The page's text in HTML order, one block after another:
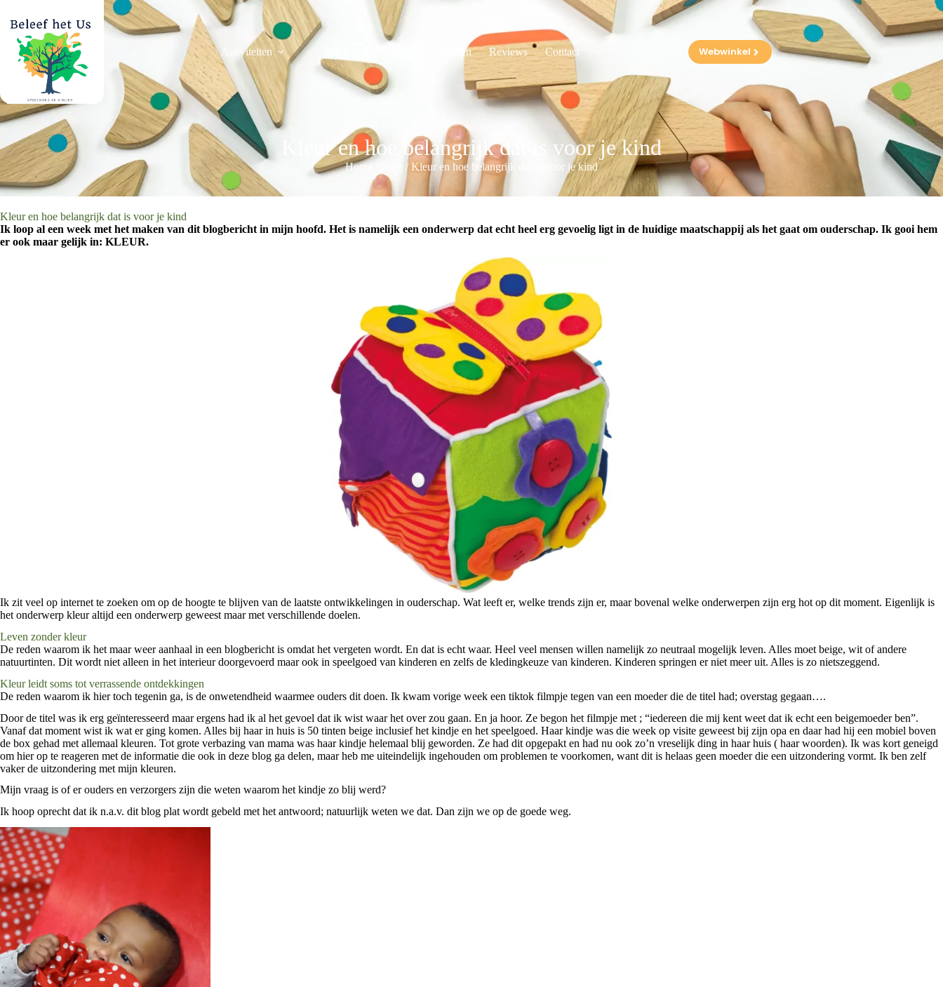
naar
inhoud
Activiteiten Producten Reviews Contact Webwinkel
Kleur en hoe belangrijk dat is voor je kind
Home /Kleur en hoe belangrijk dat is voor je kind
Kleur en hoe belangrijk dat is voor je kind
Ik loop al een week met het maken van dit blogbericht in mijn hoofd. Het is namelijk een onderwerp dat echt heel erg gevoelig ligt in de huidige maatschappij als het gaat om ouderschap. Ik gooi hem
er ook maar gelijk in: KLEUR.
Ik zit veel op internet te zoeken om op de hoogte te blijven van de laatste ontwikkelingen in ouderschap. Wat leeft er, welke trends zijn er, maar bovenal welke onderwerpen zijn erg hot op dit moment. Eigenlijk is
het onderwerp kleur altijd een onderwerp geweest maar met verschillende doelen.
Leven zonder kleur
De reden waarom ik het maar weer aanhaal in een blogbericht is omdat het vergeten wordt. En dat is echt waar. Heel veel mensen willen namelijk zo neutraal mogelijk leven. Alles moet beige, wit of andere
natuurtinten. Dit wordt niet alleen in het interieur doorgevoerd maar ook in speelgoed van kinderen en zelfs de kledingkeuze van kinderen. Kinderen springen er niet meer uit. Alles is zo nietszeggend.
Kleur leidt soms tot verrassende ontdekkingen
De reden waarom ik hier toch tegenin ga, is de onwetendheid waarmee ouders dit doen. Ik kwam vorige week een tiktok filmpje tegen van een moeder die de titel had; overstag gegaan….
Door de titel was ik erg geïnteresseerd maar ergens had ik al het gevoel dat ik wist waar het over zou gaan. En ja hoor. Ze begon het filmpje met ; “iedereen die mij kent weet dat ik echt een beigemoeder ben”.
Vanaf dat moment wist ik wat er ging komen. Alles bij haar in huis is 50 tinten beige inclusief het kindje en het speelgoed. Haar kindje was die week op visite geweest bij zijn opa en daar had hij een mobiel boven
de box gehad met allemaal kleuren. Tot grote verbazing van mama was haar kindje helemaal blij geworden. Ze had dit opgepakt en had nu ook zo’n vreselijk ding in haar huis ( haar woorden). Ik was kort geneigd
om hier op te reageren met de informatie die ook in deze blog ga delen, maar heb me uiteindelijk ingehouden om problemen te voorkomen, want dit is helaas geen moeder die een uitzondering vormt. Ik ben zelf
vaker de uitzondering met mijn kleuren.
Mijn vraag is of er ouders en verzorgers zijn die weten waarom het kindje zo blij werd?
Ik hoop oprecht dat ik n.a.v. dit blog plat wordt gebeld met het antwoord; natuurlijk weten we dat. Dan zijn we op de goede weg.